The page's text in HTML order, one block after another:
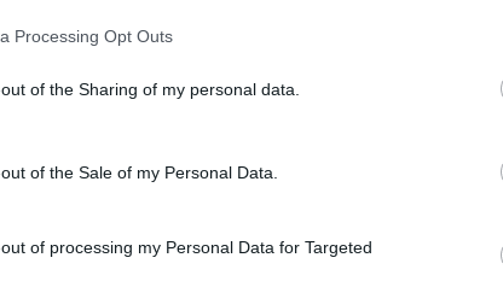
Processing Opt Outs
of the Sharing of my personal data.
of the Sale of my Personal Data.
of processing my Personal Data for Targeted
fissi nazionali offre, in promozione per il mese di
essere sempre informato anche in mobilità, Business
digitale. Il quotidiano è disponibile ogni mattina, a
Style e Living direttamente su tablet, smartphone o Pc. E
Class è in promozione a